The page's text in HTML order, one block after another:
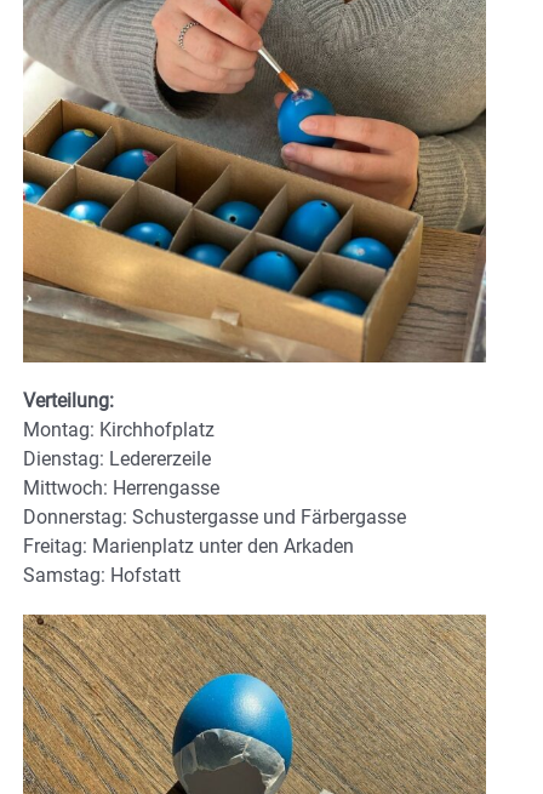
Verteilung:
Montag: Kirchhofplatz
Dienstag: Ledererzeile
Mittwoch: Herrengasse
Donnerstag: Schustergasse und Färbergasse
Freitag: Marienplatz unter den Arkaden
Samstag: Hofstatt